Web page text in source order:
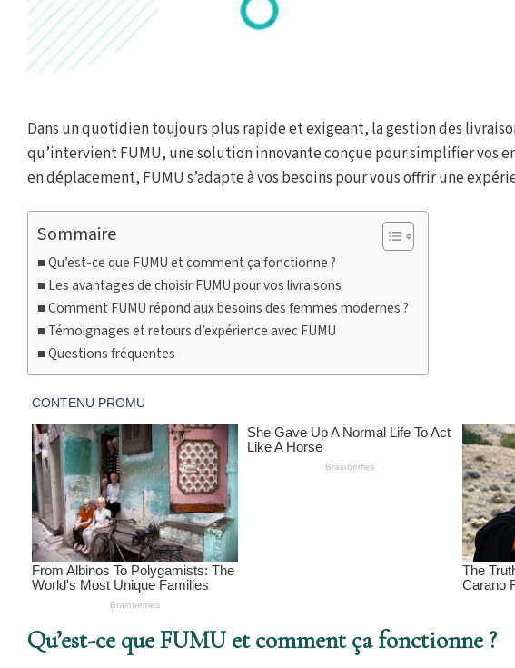
Dans un quotidien toujours plus rapide et exigeant, la gestion des
qu’intervient FUMU, une solution innovante conçue pour simplifier vos
en déplacement, FUMU s’adapte à vos besoins pour vous offrir une
Sommaire
Qu’est-ce que FUMU et comment ça fonctionne ?
Les avantages de choisir FUMU pour vos livraisons
Comment FUMU répond aux besoins des femmes modernes ?
Témoignages et retours d’expérience avec FUMU
Questions fréquentes
Qu’est-ce que FUMU et comment ça fonctionne ?